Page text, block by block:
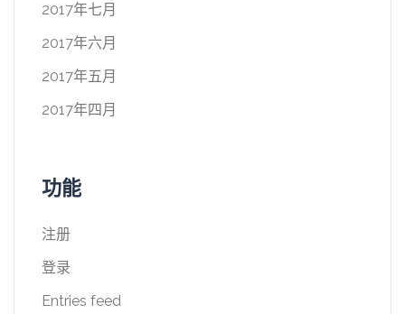
2017年七月
2017年六月
2017年五月
2017年四月
功能
注册
登录
Entries feed